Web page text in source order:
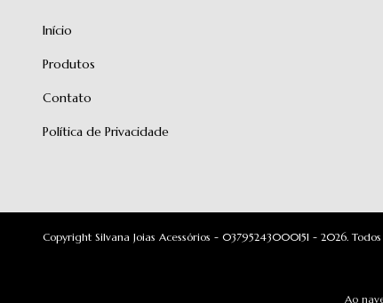
Ao
Início
Produtos
Contato
Política de Privacidade
Copyright Silvana Joias Acessórios - 03795243000151 - 2026.